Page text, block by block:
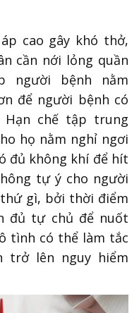
cao gây khó thở,
cần nới lỏng quần
người bệnh nằm
để người bệnh có
chế tập trung
họ nằm nghỉ ngơi
đủ không khí để hít
tự ý cho người
gì, bởi thời điểm
đủ tự chủ để nuốt
tình có thể làm tắc
trở lên nguy hiểm